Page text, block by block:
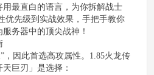
最直白的语言，为你拆解战士
优先级到实战效果，手把手教你
务器中的顶尖战神！
，因此首选高攻属性。1.85火龙传
巨刃」是选择：